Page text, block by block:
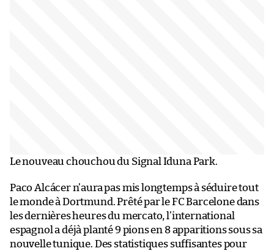
Le nouveau chouchou du Signal Iduna Park.
Paco Alcácer n’aura pas mis longtemps à séduire tout
le monde à Dortmund. Prêté par le FC Barcelone dans
les dernières heures du mercato, l’international
espagnol a déjà planté 9 pions en 8 apparitions sous sa
nouvelle tunique. Des statistiques suffisantes pour